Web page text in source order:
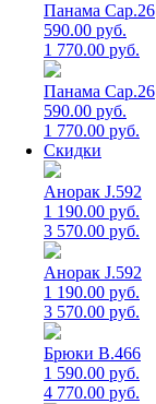
Панама Cap.26
590.00 руб.
1 770.00 руб.
Панама Cap.26
590.00 руб.
1 770.00 руб.
Скидки
Анорак J.592
1 190.00 руб.
3 570.00 руб.
Анорак J.592
1 190.00 руб.
3 570.00 руб.
Брюки B.466
1 590.00 руб.
4 770.00 руб.